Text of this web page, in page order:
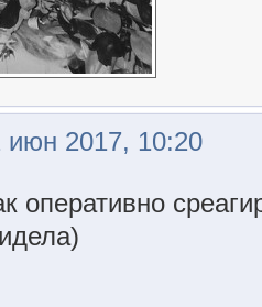
2017, 10:20
оперативно